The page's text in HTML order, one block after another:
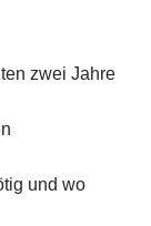
zwei Jahre
und wo